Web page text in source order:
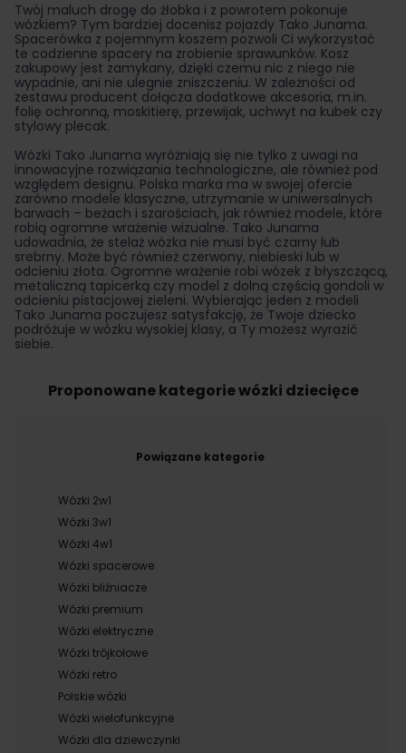
Twój maluch drogę do żłobka i z powrotem pokonuje
wózkiem? Tym bardziej docenisz pojazdy Tako Junama.
Spacerówka z pojemnym koszem pozwoli Ci wykorzystać
te codzienne spacery na zrobienie sprawunków. Kosz
zakupowy jest zamykany, dzięki czemu nic z niego nie
wypadnie, ani nie ulegnie zniszczeniu. W zależności od
zestawu producent dołącza dodatkowe akcesoria, m.in.
folię ochronną, moskitierę, przewijak, uchwyt na kubek czy
stylowy plecak.
Wózki Tako Junama wyróżniają się nie tylko z uwagi na
innowacyjne rozwiązania technologiczne, ale również pod
względem designu. Polska marka ma w swojej ofercie
zarówno modele klasyczne, utrzymanie w uniwersalnych
barwach – beżach i szarościach, jak również modele, które
robią ogromne wrażenie wizualne. Tako Junama
udowadnia, że stelaż wózka nie musi być czarny lub
srebrny. Może być również czerwony, niebieski lub w
odcieniu złota. Ogromne wrażenie robi wózek z błyszczącą,
metaliczną tapicerką czy model z dolną częścią gondoli w
odcieniu pistacjowej zieleni. Wybierając jeden z modeli
Tako Junama poczujesz satysfakcję, że Twoje dziecko
podróżuje w wózku wysokiej klasy, a Ty możesz wyrazić
siebie.
Proponowane kategorie wózki dziecięce
Powiązane kategorie
Wózki 2w1
Wózki 3w1
Wózki 4w1
Wózki spacerowe
Wózki bliźniacze
Wózki premium
Wózki elektryczne
Wózki trójkołowe
Wózki retro
Polskie wózki
Wózki wielofunkcyjne
Wózki dla dziewczynki